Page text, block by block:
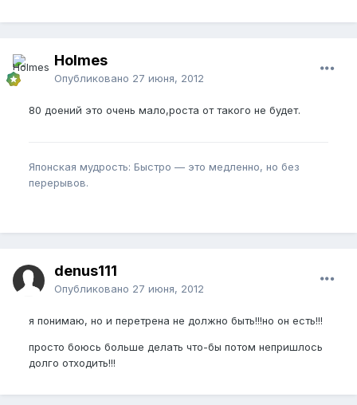
Holmes
Опубликовано 27 июня, 2012
80 доений это очень мало,роста от такого не будет.
Японская мудрость: Быстро — это медленно, но без
перерывов.
denus111
Опубликовано 27 июня, 2012
я понимаю, но и перетрена не должно быть!!!но он есть!!!
просто боюсь больше делать что-бы потом непришлось
долго отходить!!!